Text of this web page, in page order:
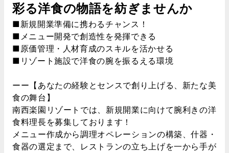
彩る洋食の物語を紡ぎませんか
■新規開業準備に携わるチャンス！
■メニュー開発で創造性を発揮できる
■原価管理・人材育成のスキルを活かせる
■リゾート施設で洋食の腕を振るえる環境
ーー【あなたの経験とセンスで創り上げる、新たな美
食の舞台】
南西楽園リゾートでは、新規開業に向けて腕利きの洋
食料理長を募集しております！
メニュー作成から調理オペレーションの構築、什器・
食器の選定まで、レストランの立ち上げを一から手が